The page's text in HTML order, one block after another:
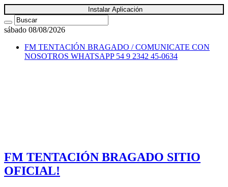
Instalar Aplicación
sábado 08/08/2026
FM TENTACIÓN BRAGADO / COMUNICATE CON
NOSOTROS WHATSAPP 54 9 2342 45-0634
FM TENTACIÓN BRAGADO SITIO
OFICIAL!